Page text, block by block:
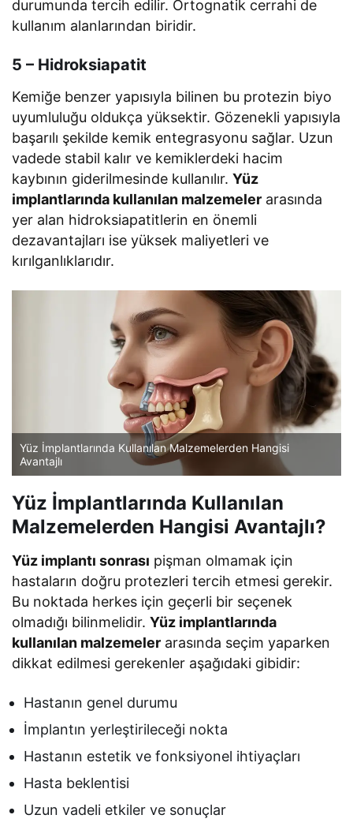
durumunda tercih edilir. Ortognatik cerrahi de
kullanım alanlarından biridir.
5 – Hidroksiapatit
Kemiğe benzer yapısıyla bilinen bu protezin biyo
uyumluluğu oldukça yüksektir. Gözenekli yapısıyla
başarılı şekilde kemik entegrasyonu sağlar. Uzun
vadede stabil kalır ve kemiklerdeki hacim
kaybının giderilmesinde kullanılır.Yüz
implantlarında kullanılan malzemeler arasında
yer alan hidroksiapatitlerin en önemli
dezavantajları ise yüksek maliyetleri ve
kırılganlıklarıdır.
Yüz İmplantlarında Kullanılan Malzemelerden Hangisi
Avantajlı
Yüz İmplantlarında Kullanılan
Malzemelerden Hangisi Avantajlı?
Yüz implantı sonrası pişman olmamak için
hastaların doğru protezleri tercih etmesi gerekir.
Bu noktada herkes için geçerli bir seçenek
olmadığı bilinmelidir.Yüz implantlarında
kullanılan malzemeler arasında seçim yaparken
dikkat edilmesi gerekenler aşağıdaki gibidir:
Hastanın genel durumu
İmplantın yerleştirileceği nokta
Hastanın estetik ve fonksiyonel ihtiyaçları
Hasta beklentisi
Uzun vadeli etkiler ve sonuçlar